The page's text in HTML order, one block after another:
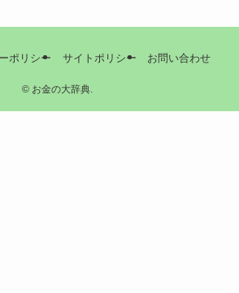
ポリシー サイトポリシー お問い合わせ
©お金の大辞典.